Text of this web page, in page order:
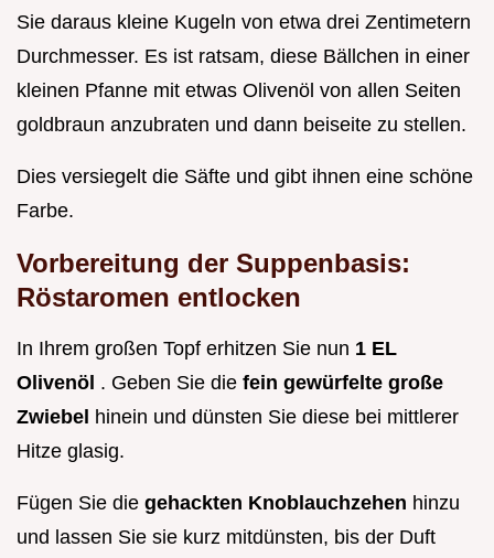
Sie daraus kleine Kugeln von etwa drei Zentimetern
Durchmesser. Es ist ratsam, diese Bällchen in einer
kleinen Pfanne mit etwas Olivenöl von allen Seiten
goldbraun anzubraten und dann beiseite zu stellen.
Dies versiegelt die Säfte und gibt ihnen eine schöne
Farbe.
Vorbereitung der Suppenbasis:
Röstaromen entlocken
In Ihrem großen Topf erhitzen Sie nun 1 EL
Olivenöl . Geben Sie die fein gewürfelte große
Zwiebel hinein und dünsten Sie diese bei mittlerer
Hitze glasig.
Fügen Sie die gehackten Knoblauchzehen hinzu
und lassen Sie sie kurz mitdünsten, bis der Duft